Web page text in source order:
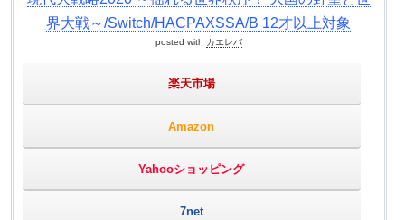
界大戦～/Switch/HACPAXSSA/B 12才以上対象
posted with カエレバ
楽天市場
Amazon
Yahooショッピング
7net